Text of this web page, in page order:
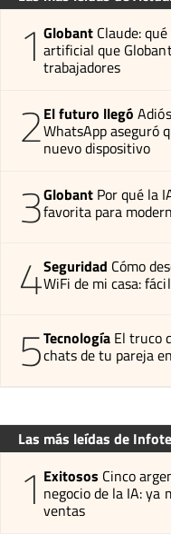
1 Globant Claude:
artificial que
trabajadores
2El futuro llegó
WhatsApp aseguró
nuevo dispositivo
3Globant Por qué la
favorita para
4Seguridad Cómo
WiFi de mi casa:
5Tecnología El truco
chats de tu pareja
Las más leídas de
1 Exitosos Cinco
negocio de la IA: ya
ventas